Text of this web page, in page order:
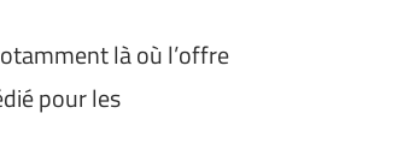
là où l’offre
pour les